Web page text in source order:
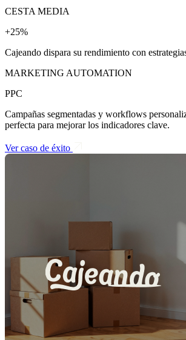
CESTA MEDIA
+25%
Cajeando dispara su rendimiento con
MARKETING AUTOMATION
PPC
Campañas segmentadas y workflows
perfecta para mejorar los indicadores clave.
Ver caso de éxito